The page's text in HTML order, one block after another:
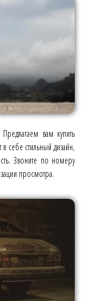
вам купить
в себе стильный дизайн,
Звоните по номеру
просмотра.